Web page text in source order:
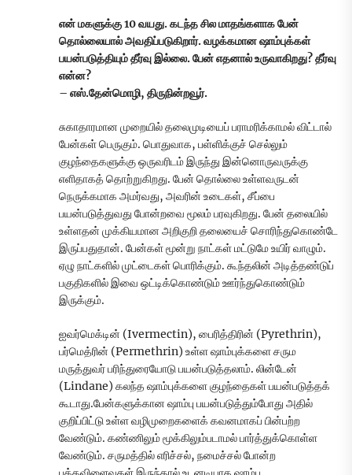
என் மகளுக்கு 10 வயது. கடந்த சில மாதங்களாக பேன்
தொல்லையால் அவதிப்படுகிறார். வழக்கமான ஷாம்புக்கள்
பயன்படுத்தியும் தீர்வு இல்லை. பேன் எதனால் உருவாகிறது? தீர்வு
என்ன?
– எஸ்.தேன்மொழி, திருநின்றவூர்.
சுகாதாரமான முறையில் தலைமுடியைப் பராமரிக்காமல் விட்டால்
பேன்கள் பெருகும். பொதுவாக, பள்ளிக்குச் செல்லும்
குழந்தைகளுக்கு ஒருவரிடம் இருந்து இன்னொருவருக்கு
எளிதாகத் தொற்றுகிறது. பேன் தொல்லை உள்ளவருடன்
நெருக்கமாக அமர்வது, அவரின் உடைகள், சீப்பை
பயன்படுத்துவது போன்றவை மூலம் பரவுகிறது. பேன் தலையில்
உள்ளதன் முக்கியமான அறிகுறி தலையைச் சொரிந்துகொண்டே
இருப்பதுதான். பேன்கள் மூன்று நாட்கள் மட்டுமே உயிர் வாழும்.
ஏழு நாட்களில் முட்டைகள் பொரிக்கும். கூந்தலின் அடித்தண்டுப்
பகுதிகளில் இவை ஒட்டிக்கொண்டும் ஊர்ந்துகொண்டும்
இருக்கும்.
ஐவர்மெக்டின் (Ivermectin), பைரித்திரின் (Pyrethrin),
பர்மெத்ரின் (Permethrin) உள்ள ஷாம்புக்களை சரும
மருத்துவர் பரிந்துரையோடு பயன்படுத்தலாம். லின்டேன்
(Lindane) கலந்த ஷாம்புக்களை குழந்தைகள் பயன்படுத்தக்
கூடாது.பேன்களுக்கான ஷாம்பு பயன்படுத்தும்போது அதில்
குறிப்பிட்டு உள்ள வழிமுறைகளைக் கவனமாகப் பின்பற்ற
வேண்டும். கண்ணிலும் மூக்கிலும்படாமல் பார்த்துக்கொள்ள
வேண்டும். சருமத்தில் எரிச்சல், நமைச்சல் போன்ற